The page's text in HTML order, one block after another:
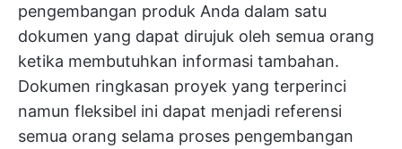
pengembangan produk Anda dalam satu
dokumen yang dapat dirujuk oleh semua orang
ketika membutuhkan informasi tambahan.
Dokumen ringkasan proyek yang terperinci
namun fleksibel ini dapat menjadi referensi
semua orang selama proses pengembangan